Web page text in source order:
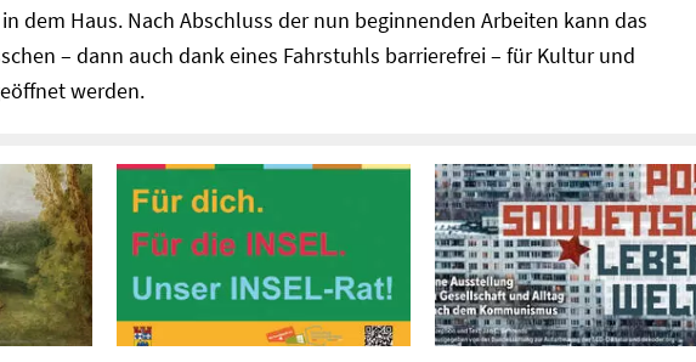
dem Haus. Nach Abschluss der nun beginnenden Arbeiten kann das
– dann auch dank eines Fahrstuhls barrierefrei – für Kultur und
werden.